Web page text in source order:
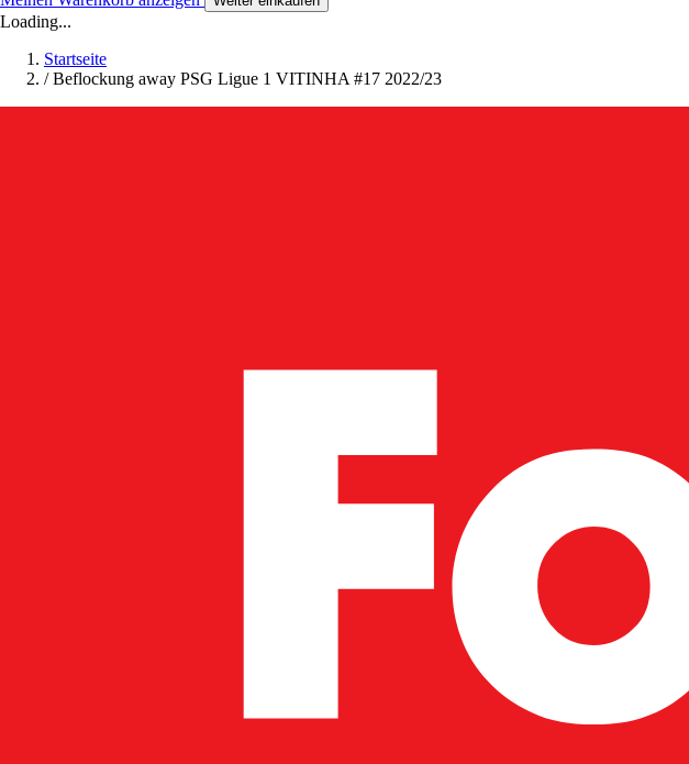
Loading...
Startseite
/ Beflockung away PSG Ligue 1 VITINHA #17 2022/23